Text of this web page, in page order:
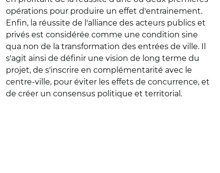
opérations pour produire un effet d'entrainement.
Enfin, la réussite de l'alliance des acteurs publics et
privés est considérée comme une condition sine
qua non de la transformation des entrées de ville. Il
s'agit ainsi de définir une vision de long terme du
projet, de s'inscrire en complémentarité avec le
centre-ville, pour éviter les effets de concurrence, et
de créer un consensus politique et territorial.